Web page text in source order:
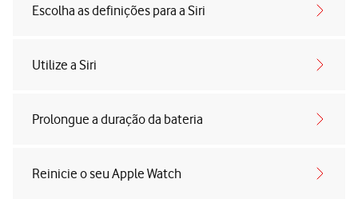
Escolha as definições para a Siri
Utilize a Siri
Prolongue a duração da bateria
Reinicie o seu Apple Watch